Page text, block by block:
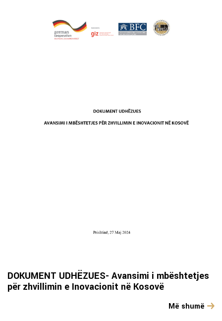
DOKUMENT UDHËZUES- Avansimi i mbështetjes
për zhvillimin e Inovacionit në Kosovë
Më shumë